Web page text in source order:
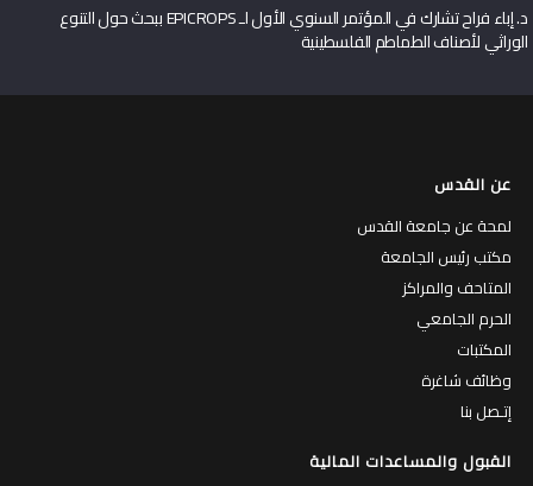
د. إباء فراح تشارك في المؤتمر السنوي الأول لـ EPICROPS ببحث حول التنوع
الوراثي لأصناف الطماطم الفلسطينية
عن القدس
لمحة عن جامعة القدس
مكتب رئيس الجامعة
المتاحف والمراكز
الحرم الجامعي
المكتبات
وظائف شاغرة
إتـصل بنا
القبول والمساعدات المالية